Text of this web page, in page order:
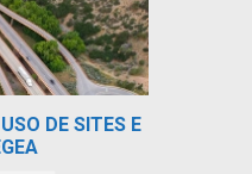
DE SITES E